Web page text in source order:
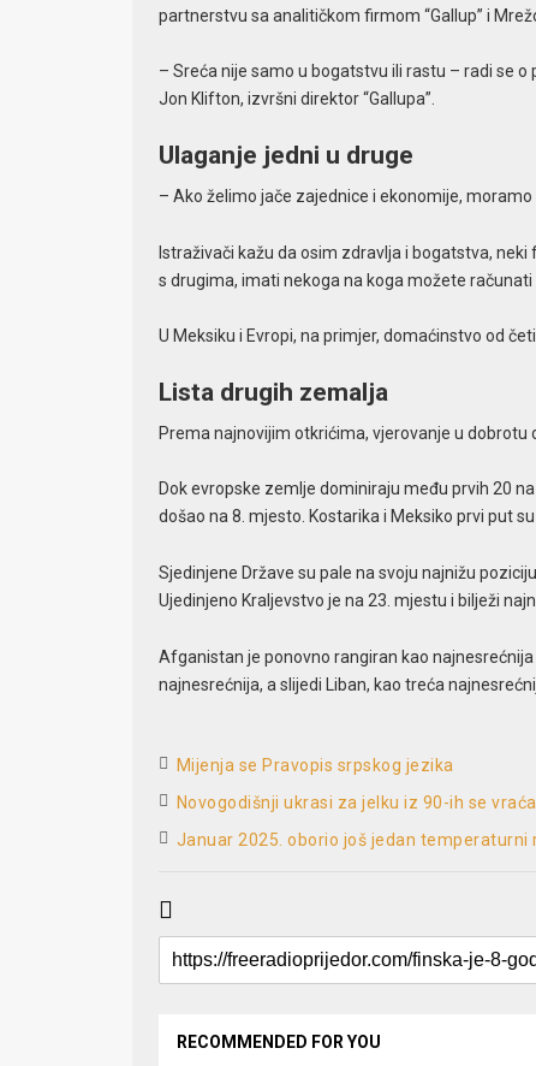
partnerstvu sa analitičkom firmom “Gallup” i
– Sreća nije samo u bogatstvu ili rastu – radi se
Jon Klifton, izvršni direktor “Gallupa”.
Ulaganje jedni u druge
– Ako želimo jače zajednice i ekonomije,
Istraživači kažu da osim zdravlja i bogatstva,
s drugima, imati nekoga na koga možete
U Meksiku i Evropi, na primjer, domaćinstvo od
Lista drugih zemalja
Prema najnovijim otkrićima, vjerovanje u dobrotu
Dok evropske zemlje dominiraju među prvih 20
došao na 8. mjesto. Kostarika i Meksiko prvi put
Sjedinjene Države su pale na svoju najnižu
Ujedinjeno Kraljevstvo je na 23. mjestu i bilježi
Afganistan je ponovno rangiran kao
najnesrećnija, a slijedi Liban, kao treća
Mijenja se Pravopis srpskog jezika
Novogodišnji ukrasi za jelku iz 90-ih se
Januar 2025. oborio još jedan temperaturni
RECOMMENDED FOR YOU